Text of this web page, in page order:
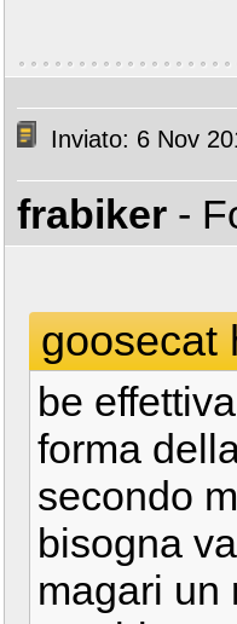
Inviato: 6 Nov
frabiker -
goosecat
be
forma
secondo
bisogna
magari un